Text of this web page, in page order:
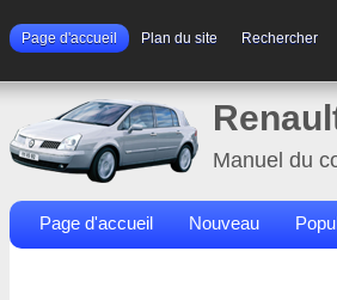
Page d'accueil Plan du site Rechercher
Manuel du
Page d'accueil Nouveau